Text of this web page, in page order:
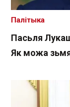
Пасьля
Як можа
Палітыка